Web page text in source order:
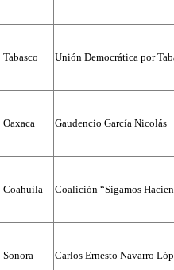
Tabasco Unión Democrática por
Oaxaca Gaudencio García Nicolás
Coahuila Coalición “Sigamos
Sonora Carlos Ernesto Navarro